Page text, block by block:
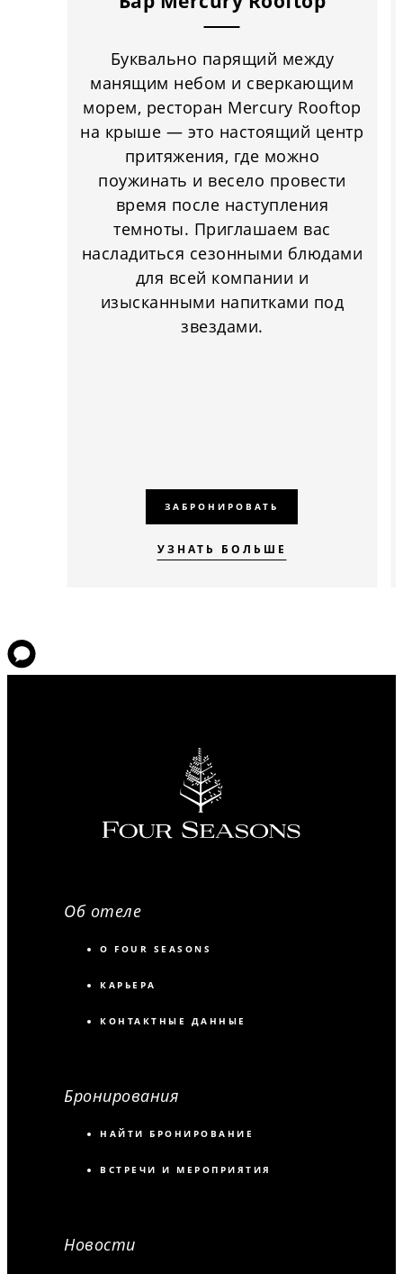
Буквально парящий между
манящим небом и сверкающим
морем, ресторан Mercury Rooftop
на крыше — это настоящий центр
притяжения, где можно
поужинать и весело провести
время после наступления
темноты. Приглашаем вас
насладиться сезонными блюдами
для всей компании и
изысканными напитками под
звездами.
ЗАБРОНИРОВАТЬ
УЗНАТЬ БОЛЬШЕ
Об отеле
О FOUR SEASONS
КАРЬЕРА
КОНТАКТНЫЕ ДАННЫЕ
Бронирования
НАЙТИ БРОНИРОВАНИЕ
ВСТРЕЧИ И МЕРОПРИЯТИЯ
Новости